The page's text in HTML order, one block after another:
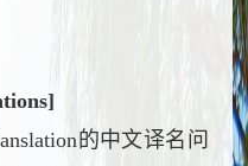
的中文译名问